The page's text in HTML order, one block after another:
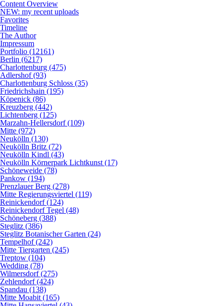
Content Overview
NEW: my recent uploads
Favorites
Timeline
The Author
Impressum
Portfolio (12161)
Berlin (6217)
Charlottenburg (475)
Adlershof (93)
Charlottenburg Schloss (35)
Friedrichshain (195)
Köpenick (86)
Kreuzberg (442)
Lichtenberg (125)
Marzahn-Hellersdorf (109)
Mitte (972)
Neukölln (130)
Neukölln Britz (72)
Neukölln Kindl (43)
Neukölln Körnerpark Lichtkunst (17)
Schöneweide (78)
Pankow (194)
Prenzlauer Berg (278)
Mitte Regierungsviertel (119)
Reinickendorf (124)
Reinickendorf Tegel (48)
Schöneberg (388)
Steglitz (386)
Steglitz Botanischer Garten (24)
Tempelhof (242)
Mitte Tiergarten (245)
Treptow (104)
Wedding (78)
Wilmersdorf (275)
Zehlendorf (424)
Spandau (138)
Mitte Moabit (165)